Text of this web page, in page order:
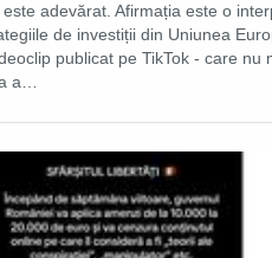
adevărat. Afirmația este o
de investiții din Uniunea
publicat pe TikTok - care nu
a…